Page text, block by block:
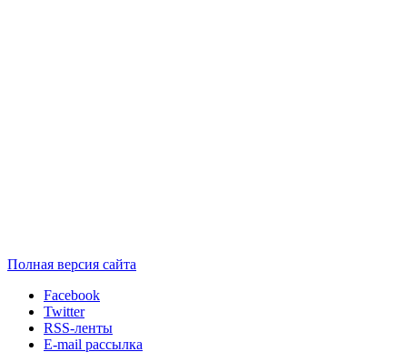
Полная версия сайта
Facebook
Twitter
RSS-ленты
E-mail рассылка